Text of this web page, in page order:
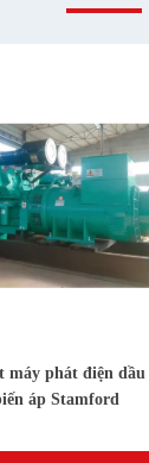
máy phát điện dầu
áp Stamford